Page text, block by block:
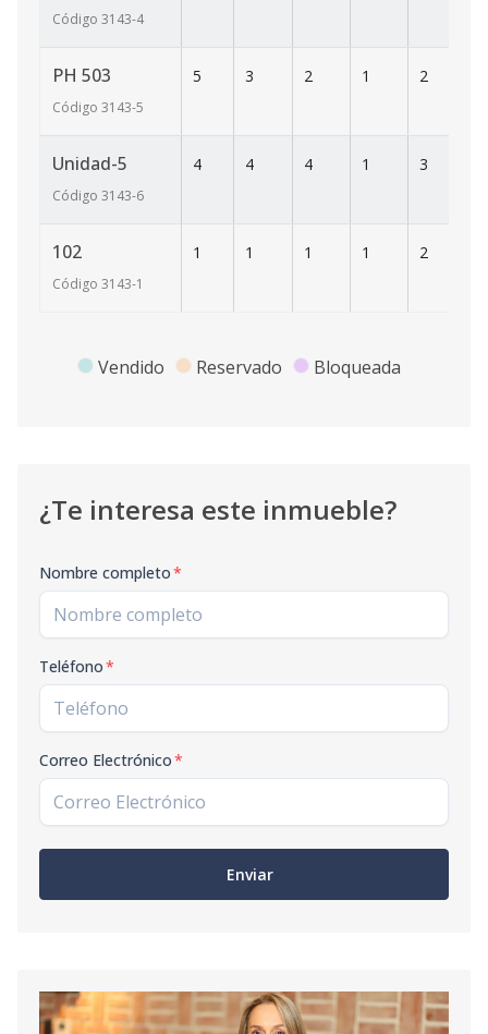
Código 3143-4
PH 503
Código 3143-5
5 3 2 1 2
Unidad-5
Código 3143-6
4 4 4 1 3
102
Código 3143-1
1 1 1 1 2
Vendido Reservado Bloqueada
¿Te interesa este inmueble?
Nombre completo*
Teléfono*
Correo Electrónico*
Enviar